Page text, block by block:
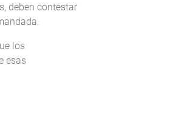
deben contestar
los
esas